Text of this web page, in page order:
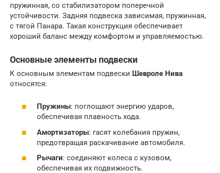
пружинная, со стабилизатором поперечной
устойчивости. Задняя подвеска зависимая, пружинная,
с тягой Панара. Такая конструкция обеспечивает
хороший баланс между комфортом и управляемостью.
Основные элементы подвески
К основным элементам подвески Шевроле Нива
относятся:
Пружины: поглощают энергию ударов,
обеспечивая плавность хода.
Амортизаторы: гасят колебания пружин,
предотвращая раскачивание автомобиля.
Рычаги: соединяют колеса с кузовом,
обеспечивая их подвижность.